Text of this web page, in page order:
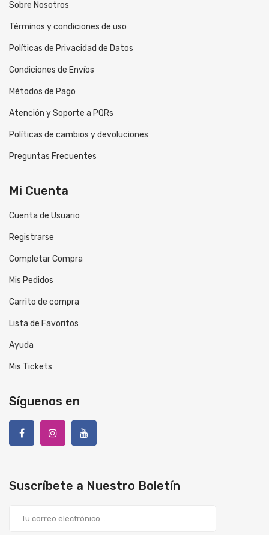
Sobre Nosotros
Términos y condiciones de uso
Políticas de Privacidad de Datos
Condiciones de Envíos
Métodos de Pago
Atención y Soporte a PQRs
Políticas de cambios y devoluciones
Preguntas Frecuentes
Mi Cuenta
Cuenta de Usuario
Registrarse
Completar Compra
Mis Pedidos
Carrito de compra
Lista de Favoritos
Ayuda
Mis Tickets
Síguenos en
Suscríbete a Nuestro Boletín